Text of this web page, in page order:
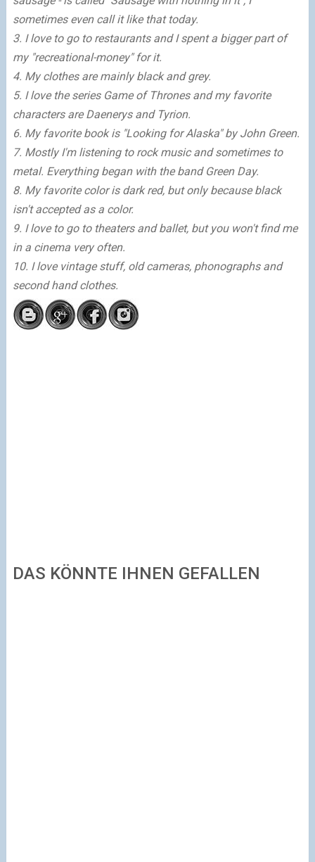
sometimes even call it like that today.
3. I love to go to restaurants and I spent a bigger part of
my "recreational-money" for it.
4. My clothes are mainly black and grey.
5. I love the series Game of Thrones and my favorite
characters are Daenerys and Tyrion.
6. My favorite book is "Looking for Alaska" by John Green.
7. Mostly I'm listening to rock music and sometimes to
metal. Everything began with the band Green Day.
8. My favorite color is dark red, but only because black
isn't accepted as a color.
9. I love to go to theaters and ballet, but you won't find me
in a cinema very often.
10. I love vintage stuff, old cameras, phonographs and
second hand clothes.
DAS KÖNNTE IHNEN GEFALLEN